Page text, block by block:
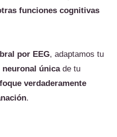
funciones cognitivas
por EEG, adaptamos tu
únicade tu
verdaderamente
.